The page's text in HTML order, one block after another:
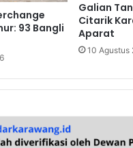
93 Bangli
Galian
Citarik
Aparat
10 Agustus